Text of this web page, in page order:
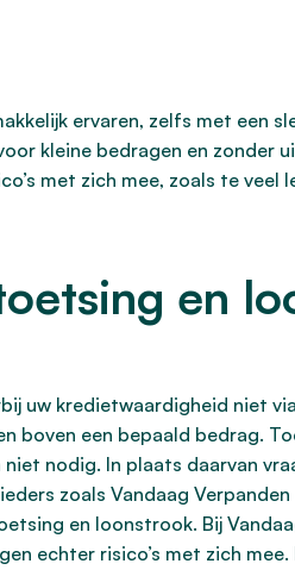
ervaren, zelfs met een
kleine bedragen en zonder
met zich mee, zoals te veel
en
uw kredietwaardigheid niet
een bepaald bedrag.
nodig. In plaats daarvan
zoals Vandaag
en loonstrook. Bij
echter risico’s met zich